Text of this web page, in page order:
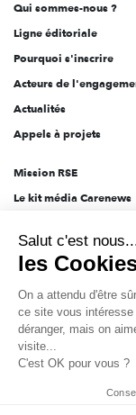
Qui sommes-nous ?
Ligne éditoriale
Pourquoi s'inscrire
Acteurs de
Actualités
Appels à projets
Mission RSE
Le kit média Carenews
AEF info
Novethic
PRODURABLE
Inclusiv Day
Données personnelles
Salut c'est
les
On a attendu d'être
ce site vous
déranger, mais on
visite...
C'est OK pour vous ?